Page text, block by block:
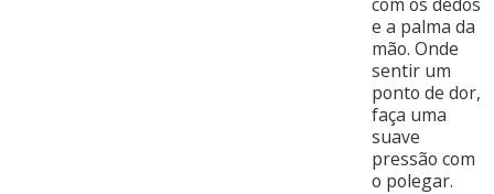
com os dedos
e a palma da
mão. Onde
sentir um
ponto de dor,
faça uma
suave
pressão com
o polegar.